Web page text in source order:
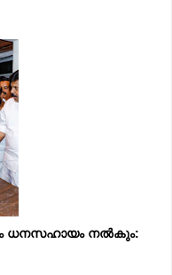
ധനസഹായം നൽകും: